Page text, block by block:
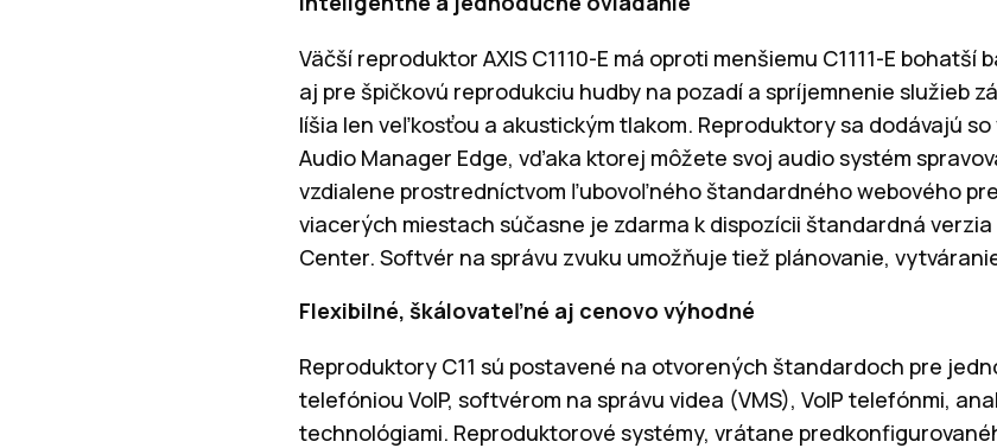
Väčší reproduktor AXIS C1110-E má oproti menšiemu C1111-E
aj pre špičkovú reprodukciu hudby na pozadí a spríjemnenie služieb
líšia len veľkosťou a akustickým tlakom. Reproduktory sa dodávajú so
Audio Manager Edge, vďaka ktorej môžete svoj audio systém
vzdialene prostredníctvom ľubovoľného štandardného webového
viacerých miestach súčasne je zdarma k dispozícii štandardná verzia
Center. Softvér na správu zvuku umožňuje tiež plánovanie,
Flexibilné, škálovateľné aj cenovo výhodné
Reproduktory C11 sú postavené na otvorených štandardoch pre
telefóniou VoIP, softvérom na správu videa (VMS), VoIP telefónmi,
technológiami. Reproduktorové systémy, vrátane